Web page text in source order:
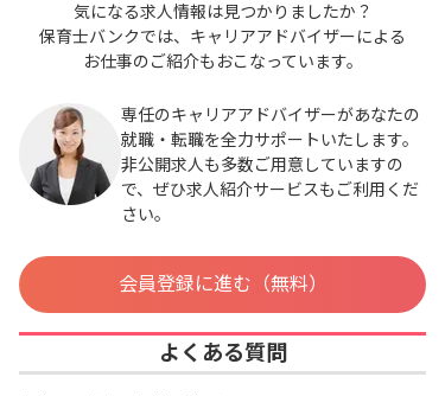
気になる求人情報は見つかりましたか？
保育士バンクでは、キャリアアドバイザーによる
お仕事のご紹介もおこなっています。
専任のキャリアアドバイザーがあなたの
就職・転職を全力サポートいたします。
非公開求人も多数ご用意していますの
で、ぜひ求人紹介サービスもご利用くだ
さい。
会員登録に進む（無料）
よくある質問